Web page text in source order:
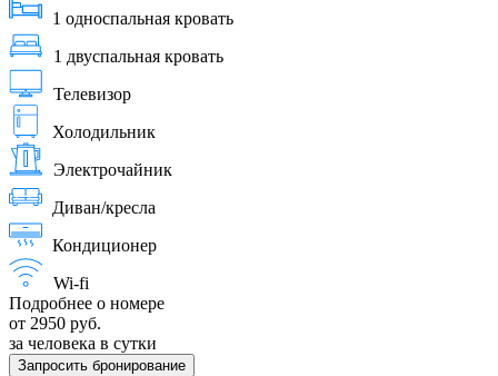
1 односпальная кровать
1 двуспальная кровать
Телевизор
Холодильник
Электрочайник
Диван/кресла
Кондиционер
Wi-fi
Подробнее о номере
от 2950 руб.
за человека в сутки
Запросить бронирование